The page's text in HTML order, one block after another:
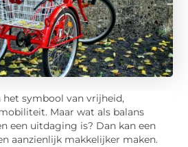
het symbool van vrijheid,
Maar wat als balans
een uitdaging is? Dan kan een
aanzienlijk makkelijker maken.